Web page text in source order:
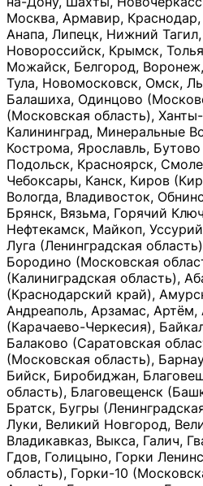
Москва, Армавир,
Анапа, Липецк, Нижний
Новороссийск, Крымск,
Можайск, Белгород,
Тула, Новомосковск, Омск,
Балашиха, Одинцово
(Московская область),
Калининград, Минеральные
Кострома, Ярославль,
Подольск, Красноярск,
Чебоксары, Канск, Киров
Вологда, Владивосток,
Брянск, Вязьма, Горячий
Нефтекамск, Майкоп,
Луга (Ленинградская
Бородино (Московская
(Калиниградская область),
(Краснодарский край),
Андреаполь, Арзамас, Артём,
(Карачаево-Черкесия),
Балаково (Саратовская
(Московская область),
Бийск, Биробиджан,
область), Благовещенск
Братск, Бугры
Луки, Великий Новгород,
Владикавказ, Выкса, Галич,
Гдов, Голицыно, Горки
область), Горки-10